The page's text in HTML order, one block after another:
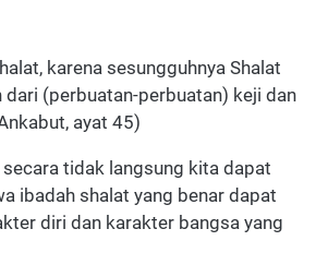
karena sesungguhnya Shalat
(perbuatan-perbuatan) keji dan
ayat 45)
secara tidak langsung kita dapat
ibadah shalat yang benar dapat
diri dan karakter bangsa yang